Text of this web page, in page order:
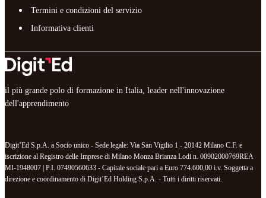
Termini e condizioni del servizio
Informativa clienti
il più grande polo di formazione in Italia, leader nell'innovazione
dell'apprendimento
Digit’Ed S.p.A. a Socio unico - Sede legale: Via San Vigilio 1 - 20142 Milano C.F. e
iscrizione al Registro delle Imprese di Milano Monza Brianza Lodi n. 00902000769REA
MI-1948007 | P.I. 07490560633 - Capitale sociale pari a Euro 774.600,00 i.v. Soggetta a
direzione e coordinamento di Digit’Ed Holding S.p.A. - Tutti i diritti riservati.